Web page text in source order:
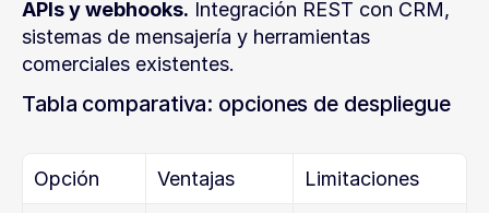
APIs y webhooks. Integración REST con CRM,
sistemas de mensajería y herramientas
comerciales existentes.
Tabla comparativa: opciones de despliegue
Opción Ventajas Limitaciones